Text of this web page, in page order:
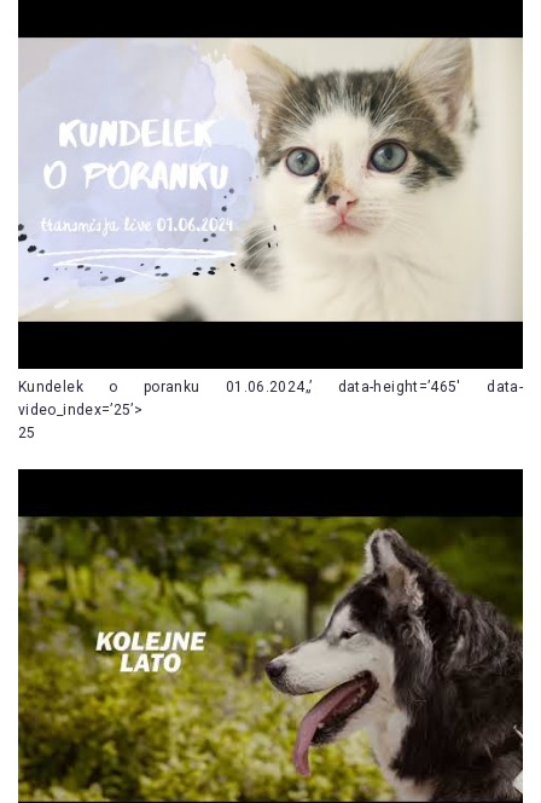
Kundelek o poranku 01.06.2024„’ data-height=’465′ data-
video_index=’25’>
25